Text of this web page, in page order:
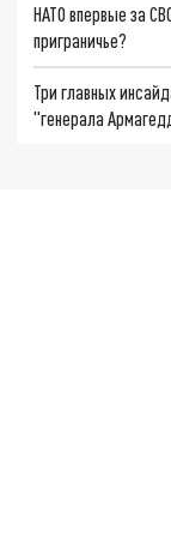
НАТО впервые за
приграничье?
Три главных
"генерала